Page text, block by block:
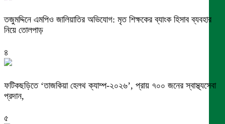
তজুমদ্দিনে এমপিও জালিয়াতির অভিযোগ: মৃত শিক্ষকের ব্যাংক হিসাব ব্যবহার
নিয়ে তোলপাড়
৪
ফটিকছড়িতে ‘তাজকিয়া হেলথ ক্যাম্প-২০২৬’, প্রায় ৭০০ জনের স্বাস্থ্যসেবা
প্রদান,
৫